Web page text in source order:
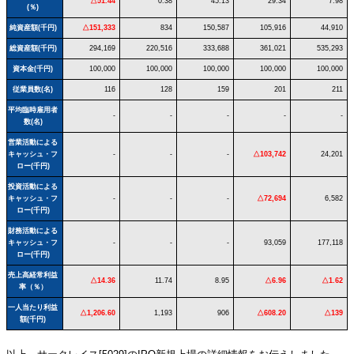
(％)
純資産額(千円) △151,333 834 150,587 105,916 44,910
総資産額(千円) 294,169 220,516 333,688 361,021 535,293
資本金(千円) 100,000 100,000 100,000 100,000 100,000
従業員数(名) 116 128 159 201 211
平均臨時雇用者
数(名)
- - - - -
営業活動による
キャッシュ・フ
ロー(千円)
- - - △103,742 24,201
投資活動による
キャッシュ・フ
ロー(千円)
- - - △72,694 6,582
財務活動による
キャッシュ・フ
ロー(千円)
- - - 93,059 177,118
売上高経常利益
率（％）
△14.36 11.74 8.95 △6.96 △1.62
一人当たり利益
額(千円)
△1,206.60 1,193 906 △608.20 △139